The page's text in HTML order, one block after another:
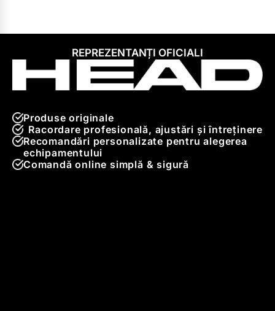
REPREZENTANȚI OFICIALI
Produse originale
Racordare profesională, ajustări și întreținere
Recomandări personalizate pentru alegerea
echipamentului
Comandă online simplă & sigură